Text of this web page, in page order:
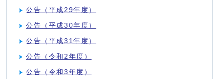
公告（平成29年度）
公告（平成30年度）
公告（平成31年度）
公告（令和2年度）
公告（令和3年度）